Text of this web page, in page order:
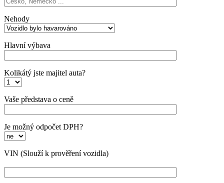
Nehody
Hlavní výbava
Kolikátý jste majitel auta?
Vaše představa o ceně
Je možný odpočet DPH?
VIN (Slouží k prověření vozidla)